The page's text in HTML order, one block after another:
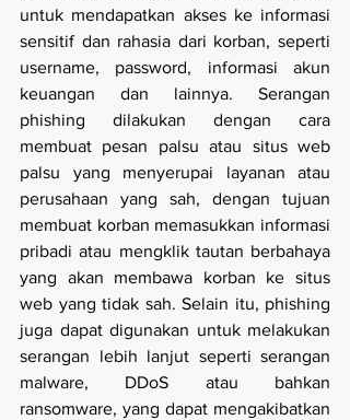
untuk mendapatkan akses ke informasi
sensitif dan rahasia dari korban, seperti
username, password, informasi akun
keuangan dan lainnya. Serangan
phishing dilakukan dengan cara
membuat pesan palsu atau situs web
palsu yang menyerupai layanan atau
perusahaan yang sah, dengan tujuan
membuat korban memasukkan informasi
pribadi atau mengklik tautan berbahaya
yang akan membawa korban ke situs
web yang tidak sah. Selain itu, phishing
juga dapat digunakan untuk melakukan
serangan lebih lanjut seperti serangan
malware, DDoS atau bahkan
ransomware, yang dapat mengakibatkan